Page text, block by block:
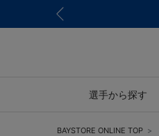
選手から探す
BAYSTORE ONLINE TOP